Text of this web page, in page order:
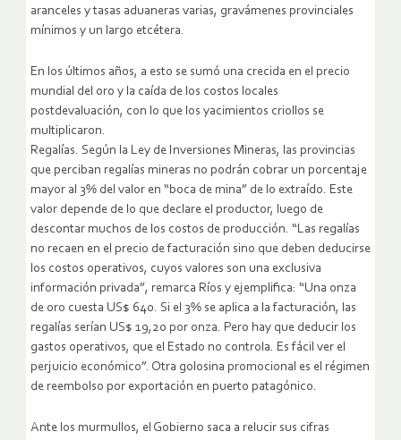
aranceles y tasas aduaneras varias, gravámenes provinciales
mínimos y un largo etcétera.
En los últimos años, a esto se sumó una crecida en el precio
mundial del oro y la caída de los costos locales
postdevaluación, con lo que los yacimientos criollos se
multiplicaron.
Regalías. Según la Ley de Inversiones Mineras, las provincias
que perciban regalías mineras no podrán cobrar un porcentaje
mayor al 3% del valor en “boca de mina” de lo extraído. Este
valor depende de lo que declare el productor, luego de
descontar muchos de los costos de producción. “Las regalías
no recaen en el precio de facturación sino que deben deducirse
los costos operativos, cuyos valores son una exclusiva
información privada”, remarca Ríos y ejemplifica: “Una onza
de oro cuesta US$ 640. Si el 3% se aplica a la facturación, las
regalías serían US$ 19,20 por onza. Pero hay que deducir los
gastos operativos, que el Estado no controla. Es fácil ver el
perjuicio económico”. Otra golosina promocional es el régimen
de reembolso por exportación en puerto patagónico.
Ante los murmullos, el Gobierno saca a relucir sus cifras